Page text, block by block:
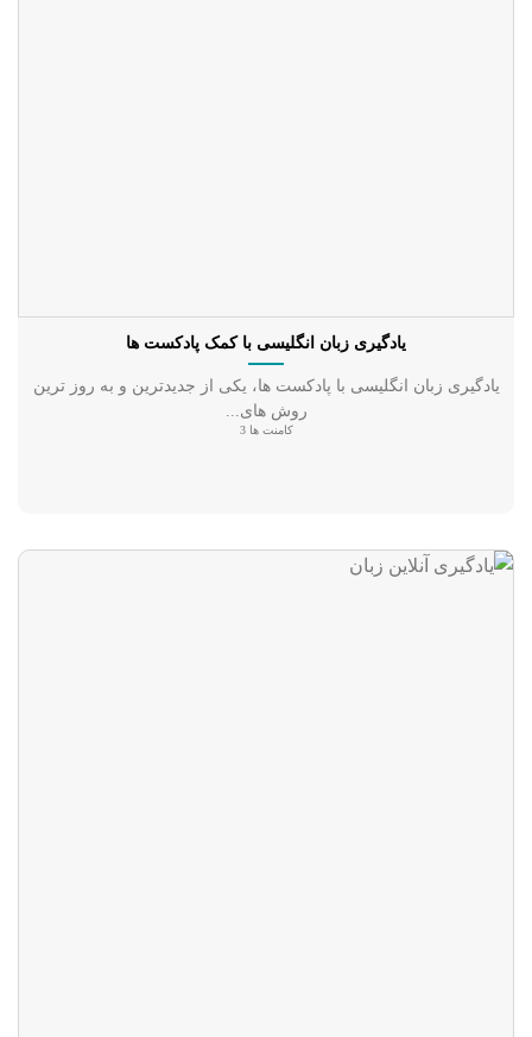
یادگیری زبان انگلیسی با کمک پادکست ها
یادگیری زبان انگلیسی با پادکست ها، یکی از جدیدترین و به روز ترین
روش های...
کامنت ها 3